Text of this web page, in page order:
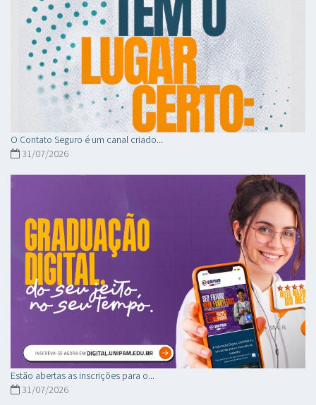
O Contato Seguro é um canal criado...
31/07/2026
Estão abertas as inscrições para o...
31/07/2026